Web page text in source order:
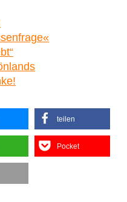
teilen
Pocket